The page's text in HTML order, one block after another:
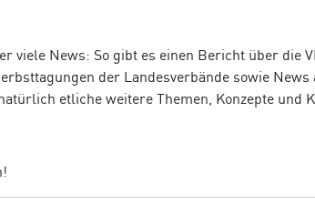
viele News: So gibt es einen Bericht über die
der Landesverbände sowie News
etliche weitere Themen, Konzepte und